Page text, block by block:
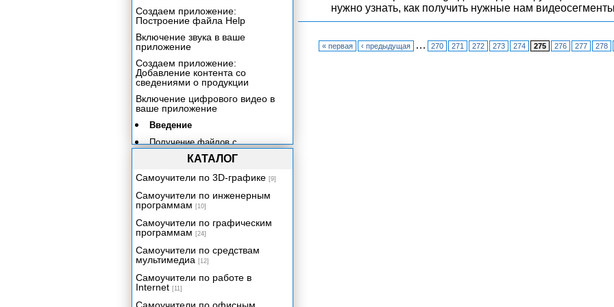
нужно узнать, как получить нужные нам
« первая ‹ предыдущая … 270 271 272 273 274 275 276 277 278
Создаем приложение:
Построение файла Help
Включение звука в ваше
приложение
Создаем приложение:
Добавление контента со
сведениями о продукции
Включение цифрового видео в
ваше приложение
Введение
Получение файлов с
кинофрагментами
кинофрагментами
мультимедийной продукции
цифровых видеофайлов
управления цифровым видео
КАТАЛОГ
Самоучители по 3D-графике [9]
Самоучители по инженерным
программам [10]
Самоучители по графическим
программам [24]
Самоучители по средствам
мультимедиа [12]
Самоучители по работе в
Internet [11]